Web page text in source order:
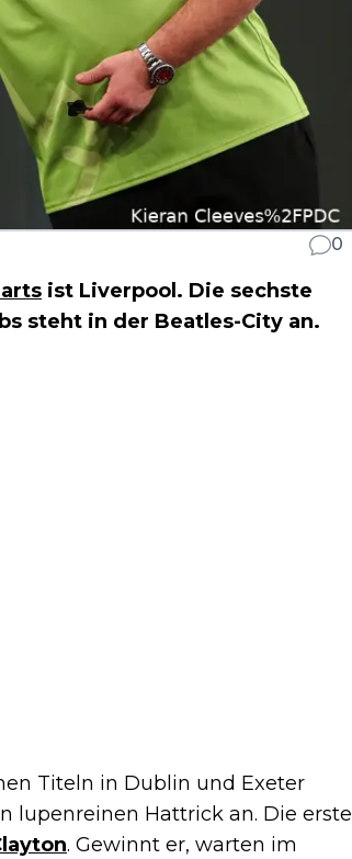
0
ist Liverpool. Die sechste
steht in der Beatles-City an.
Titeln in Dublin und Exeter
lupenreinen Hattrick an. Die erste
. Gewinnt er, warten im